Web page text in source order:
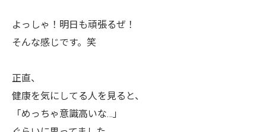
よっしゃ！明日も頑張るぜ！
そんな感じです。笑
正直、
健康を気にしてる人を見ると、
「めっちゃ意識高いな…」